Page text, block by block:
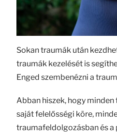
Sokan traumák után
traumák kezelését is
Enged szembenézni a
Abban hiszek, hogy
saját felelősségi köre,
traumafeldolgozásban és